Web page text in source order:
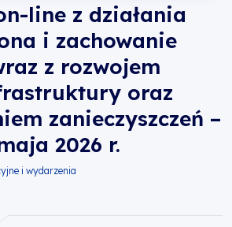
line z działania
i zachowanie
z rozwojem
oraz
zanieczyszczeń –
2026 r.
i wydarzenia